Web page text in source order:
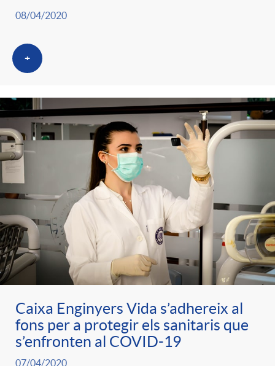
08/04/2020
+
Caixa Enginyers Vida s’adhereix al
fons per a protegir els sanitaris que
s’enfronten al COVID-19
07/04/2020